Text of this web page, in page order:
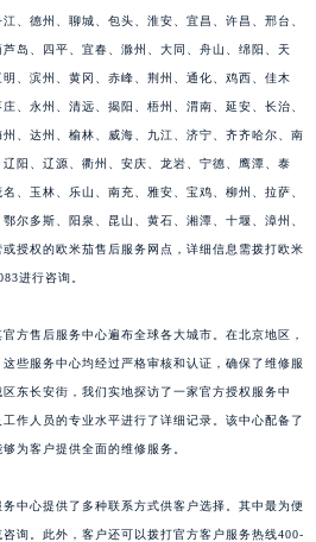
、德州、聊城、包头、淮安、宜昌、许昌、邢台、
岛、四平、宜春、滁州、大同、舟山、绵阳、天
、滨州、黄冈、赤峰、荆州、通化、鸡西、佳木
、永州、清远、揭阳、梧州、渭南、延安、长治、
、达州、榆林、威海、九江、济宁、齐齐哈尔、南
阳、辽源、衢州、安庆、龙岩、宁德、鹰潭、泰
、玉林、乐山、南充、雅安、宝鸡、柳州、拉萨、
尔多斯、阳泉、昆山、黄石、湘潭、十堰、漳州、
授权的欧米茄售后服务网点，详细信息需拨打欧米
进行咨询。
方售后服务中心遍布全球各大城市。在北京地区，
些服务中心均经过严格审核和认证，确保了维修服
东长安街，我们实地探访了一家官方授权服务中
作人员的专业水平进行了详细记录。该中心配备了
为客户提供全面的维修服务。
中心提供了多种联系方式供客户选择。其中最为便
询。此外，客户还可以拨打官方客户服务热线400-